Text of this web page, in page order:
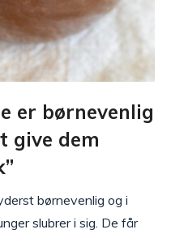
er børnevenlig
give dem
børnevenlig og i
slubrer i sig. De får